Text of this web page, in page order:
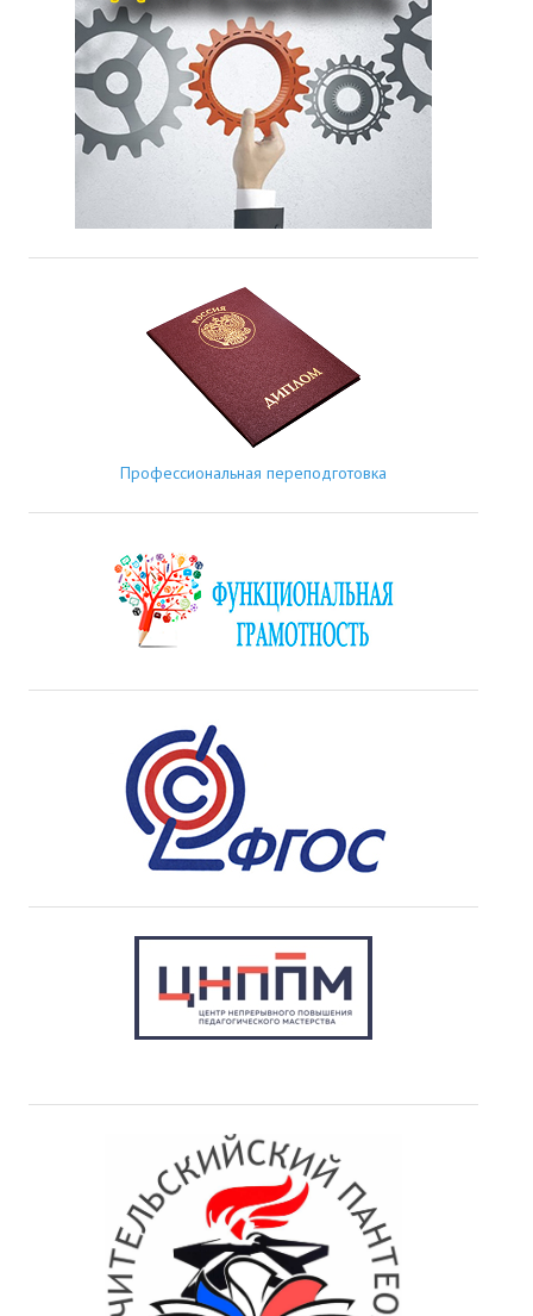
Профессиональная переподготовка